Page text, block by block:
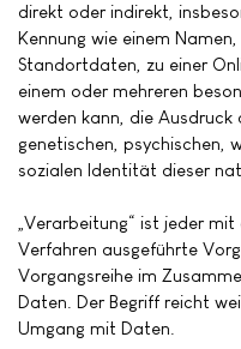
direkt oder indirekt,
Kennung wie einem
Standortdaten, zu einer
einem oder mehreren
werden kann, die Ausdruck
genetischen, psychischen,
sozialen Identität dieser
„Verarbeitung“ ist jeder
Verfahren ausgeführte
Vorgangsreihe im
Daten. Der Begriff reicht
Umgang mit Daten.